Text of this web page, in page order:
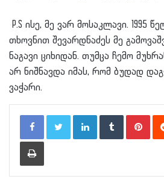
P.S ისე, მე ვარ მოსაკლავი. 1995
თხოვნით შევარდნაძეს მე
ნაგავი ციხიდან. თუმცა ჩემო
არ ნიშნავდა იმას, რომ ბუდად
ვაჭარი.
LinkedInTumblr
Print